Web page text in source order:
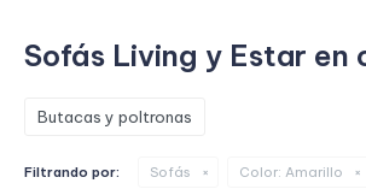
Sofás Living y Estar en
Butacas y poltronas
Filtrando por: Sofás Color: Amarillo